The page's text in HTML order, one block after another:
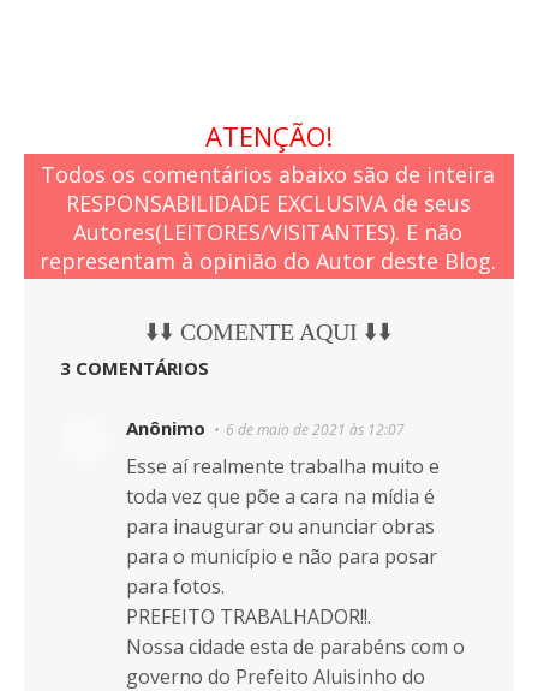
ATENÇÃO!
Todos os comentários abaixo são de inteira
RESPONSABILIDADE EXCLUSIVA de seus
Autores(LEITORES/VISITANTES). E não
representam à opinião do Autor deste Blog.
⬇️⬇️ COMENTE AQUI ⬇️⬇️
3 COMENTÁRIOS
Anônimo 6 de maio de 2021 às 12:07
Esse aí realmente trabalha muito e
toda vez que põe a cara na mídia é
para inaugurar ou anunciar obras
para o município e não para posar
para fotos.
PREFEITO TRABALHADOR!!.
Nossa cidade esta de parabéns com o
governo do Prefeito Aluisinho do